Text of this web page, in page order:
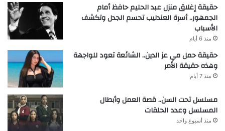
حقيقة إغلاق منزل عبد الحليم حافظ أمام
الجمهور.. أسرة العندليب تحسم الجدل وتكشف
الأسباب
منذ 6 أيام
حقيقة حمل مي عز الدين.. الشائعة تعود للواجهة
وهذه حقيقة الأمر
منذ 7 أيام
مسلسل تحت السن.. قصة العمل وأبطال
المسلسل وعدد الحلقات
منذ أسبوع واحد